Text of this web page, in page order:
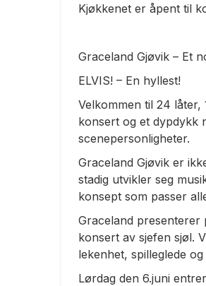
Kjøkkenet er åpent til
Graceland Gjøvik – Et
ELVIS! – En hyllest!
Velkommen til 24
konsert og et dypdykk
scenepersonligheter.
Graceland Gjøvik er
stadig utvikler seg
konsept som passer
Graceland presenterer
konsert av sjefen sjøl.
lekenhet, spilleglede
Lørdag den 6.juni